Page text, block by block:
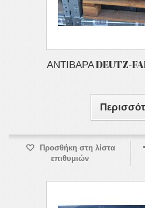
ΑΝΤΙΒΑΡΑ DEUTZ-
Προσθήκη στη λίστα
επιθυμιών